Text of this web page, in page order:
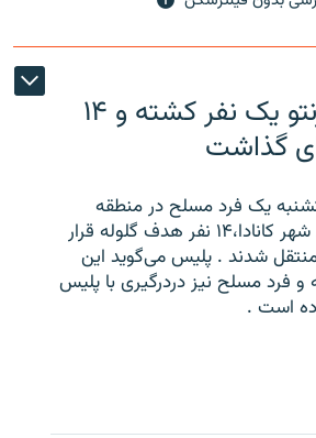
تیراندازی در تورنتو یک نفر کشته و ۱۴
گذاشت
یک فرد مسلح در منطقه
مرکزی تورنتو ،‌بزرگترین شهر کانادا،۱۴ نفر هدف گلوله قرار
منتقل شدند . پلیس می‌گوید این
فرد مسلح نیز دردرگیری با پلیس
است .